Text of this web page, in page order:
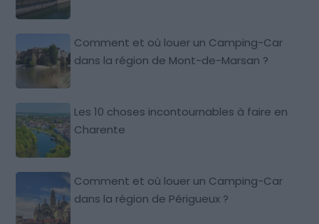
Comment et où louer un Camping-Car
dans la région de Mont-de-Marsan ?
Les 10 choses incontournables à faire en
Charente
Comment et où louer un Camping-Car
dans la région de Périgueux ?